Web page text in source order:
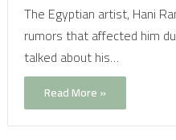
The Egyptian artist, Hani
rumors that affected him
talked about his…
Read More »